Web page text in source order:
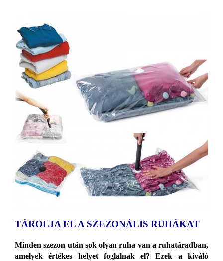
TÁROLJA EL A SZEZONÁLIS RUHÁKAT
Minden szezon után sok olyan ruha van a ruhatáradban,
amelyek értékes helyet foglalnak el? Ezek a kiváló